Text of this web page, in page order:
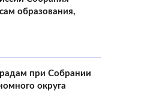
образования,
при Собрании
округа